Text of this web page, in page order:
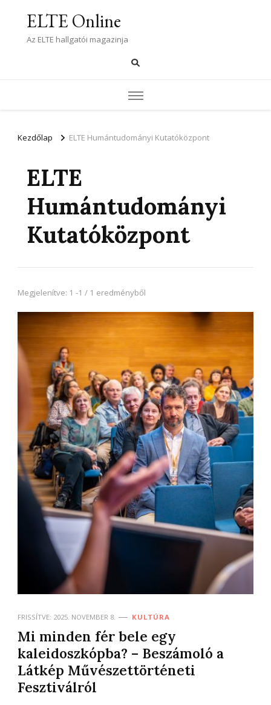
ELTE Online
Az ELTE hallgatói magazinja
Kezdőlap ELTE Humántudományi Kutatóközpont
ELTE
Humántudományi
Kutatóközpont
Megjelenítve: 1 -1 / 1 eredményből
FRISSÍTVE: 2025. NOVEMBER 8. KULTÚRA
Mi minden fér bele egy
kaleidoszkópba? – Beszámoló a
Látkép Művészettörténeti
Fesztiválról